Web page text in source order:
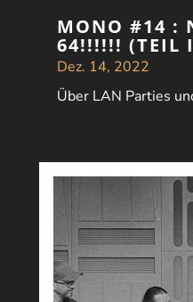
MONO #14 :
64!!!!!! (TEIL
Dez. 14, 2022
Über LAN Parties